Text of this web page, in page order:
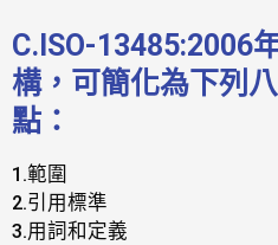
C.ISO-13485:2006
構，可簡化為下列
點：
1.範圍
2.引用標準
3.用詞和定義